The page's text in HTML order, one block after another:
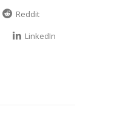
Reddit
LinkedIn